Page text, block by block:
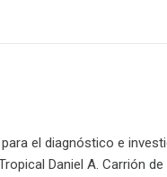
el diagnóstico e
Daniel A. Carrión de